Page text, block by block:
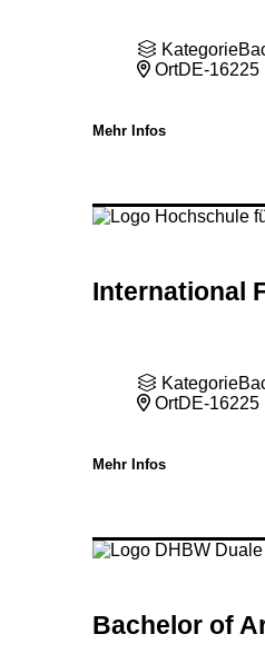
Kategorie
OrtDE-16225
Mehr Infos
International
Kategorie
OrtDE-16225
Mehr Infos
Bachelor of